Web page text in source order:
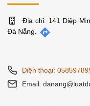
Địa chỉ: 141 Diệp
Đà Nẵng.
Điện thoại:
Email: